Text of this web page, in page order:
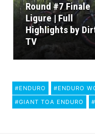
Round #7 Finale
Ligure | Full
Highlights by
TV
#ENDURO #ENDURO
#GIANT TOA ENDURO